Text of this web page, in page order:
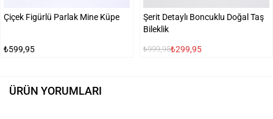
Çiçek Figürlü Parlak Mine Küpe
₺599,95
Şerit Detaylı Boncuklu Doğal Taş
Bileklik
₺999,95₺299,95
ÜRÜN YORUMLARI